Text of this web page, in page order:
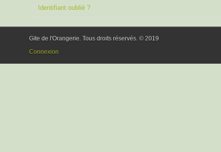
Identifiant oublié ?
Gite de l'Orangerie. Tous droits réservés. © 2019
Connexion